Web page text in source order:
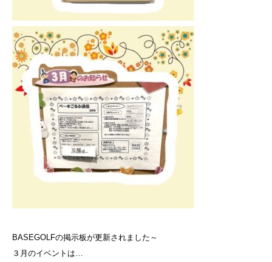
BASEGOLFの掲示板が更新されました～
３月のイベントは…